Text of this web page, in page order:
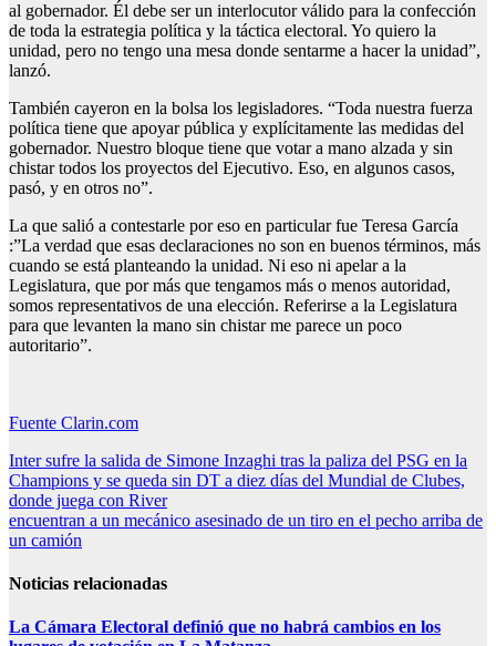
al gobernador. Él debe ser un interlocutor válido para la confección
de toda la estrategia política y la táctica electoral. Yo quiero la
unidad, pero no tengo una mesa donde sentarme a hacer la unidad”,
lanzó.
También cayeron en la bolsa los legisladores. “Toda nuestra fuerza
política tiene que apoyar pública y explícitamente las medidas del
gobernador. Nuestro bloque tiene que votar a mano alzada y sin
chistar todos los proyectos del Ejecutivo. Eso, en algunos casos,
pasó, y en otros no”.
La que salió a contestarle por eso en particular fue Teresa García
:”La verdad que esas declaraciones no son en buenos términos, más
cuando se está planteando la unidad. Ni eso ni apelar a la
Legislatura, que por más que tengamos más o menos autoridad,
somos representativos de una elección. Referirse a la Legislatura
para que levanten la mano sin chistar me parece un poco
autoritario”.
Fuente Clarin.com
Navegación
de
entradas
Inter sufre la salida de Simone Inzaghi tras la paliza del PSG en la
Champions y se queda sin DT a diez días del Mundial de Clubes,
donde juega con River
encuentran a un mecánico asesinado de un tiro en el pecho arriba de
un camión
Noticias relacionadas
La Cámara Electoral definió que no habrá cambios en los